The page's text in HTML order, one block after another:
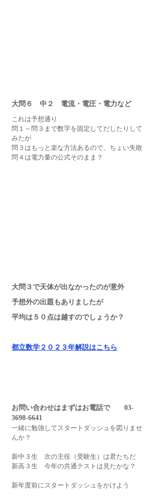
大問６　中２　電流・電圧・電力など
これは予想通り
問１～問３まで数字を固定してだしたりして
みたが
問３はもっと楽な方法あるので、ちょい失敗
問４は電力量の公式そのまま？
大問３で天体が出なかったのが意外
予想外の出題もありましたが
平均は５０点は越すのでしょうか？
都立数学２０２３年解説はこちら
お問い合わせはまずはお電話で　　03-
3698-6641
一緒に勉強してスタートダッシュを図りませ
んか？
新中３生　次の主役（受験生）は君たちだ
新高３生　今年の共通テストは見たかな？
新年度前にスタートダッシュをかけよう